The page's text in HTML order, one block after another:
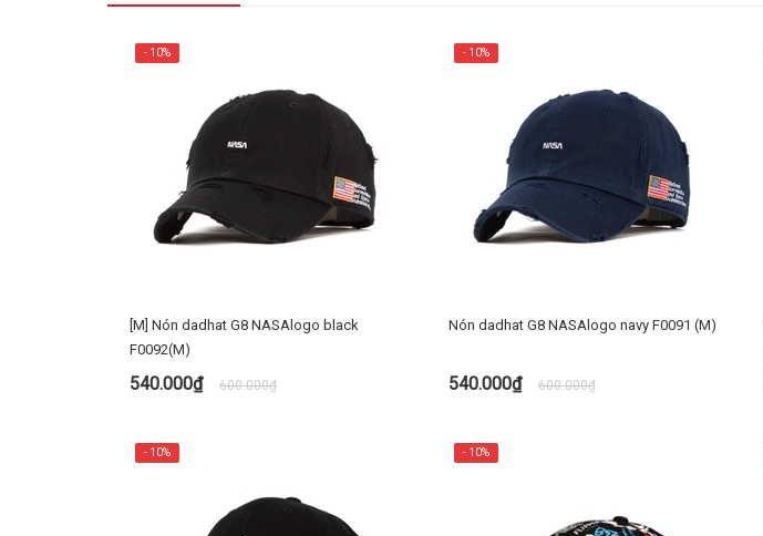
- 10%
[M] Nón dadhat G8 NASAlogo black
F0092(M)
540.000₫ 600.000₫
- 10%
Nón dadhat G8 NASAlogo navy F0091 (M)
540.000₫ 600.000₫
- 10% - 10%